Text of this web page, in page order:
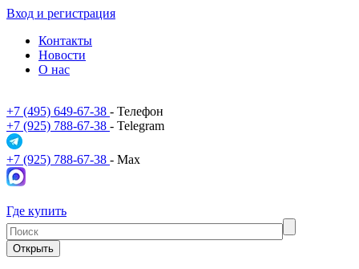
Вход и регистрация
Контакты
Новости
О нас
+7 (495) 649-67-38 - Телефон
+7 (925) 788-67-38 - Telegram
+7 (925) 788-67-38 - Max
Где купить
Открыть